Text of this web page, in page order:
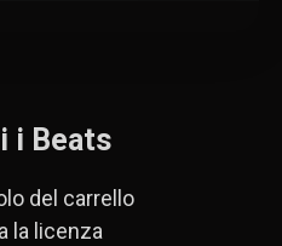
i Beats
del carrello
la licenza